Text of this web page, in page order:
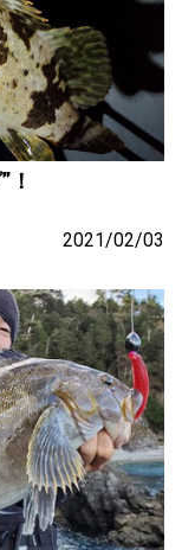
2021/02/03